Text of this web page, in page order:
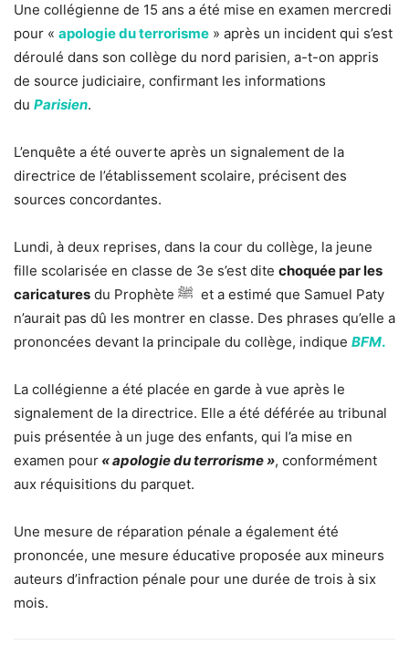
Une collégienne de 15 ans a été mise en examen mercredi
pour « apologie du terrorisme » après un incident qui s’est
déroulé dans son collège du nord parisien, a-t-on appris
de source judiciaire, confirmant les informations
du Parisien.
L’enquête a été ouverte après un signalement de la
directrice de l’établissement scolaire, précisent des
sources concordantes.
Lundi, à deux reprises, dans la cour du collège, la jeune
fille scolarisée en classe de 3e s’est dite choquée par les
caricatures du Prophète ﷺ et a estimé que Samuel Paty
n’aurait pas dû les montrer en classe. Des phrases qu’elle a
prononcées devant la principale du collège, indique BFM.
La collégienne a été placée en garde à vue après le
signalement de la directrice. Elle a été déférée au tribunal
puis présentée à un juge des enfants, qui l’a mise en
examen pour « apologie du terrorisme », conformément
aux réquisitions du parquet.
Une mesure de réparation pénale a également été
prononcée, une mesure éducative proposée aux mineurs
auteurs d’infraction pénale pour une durée de trois à six
mois.